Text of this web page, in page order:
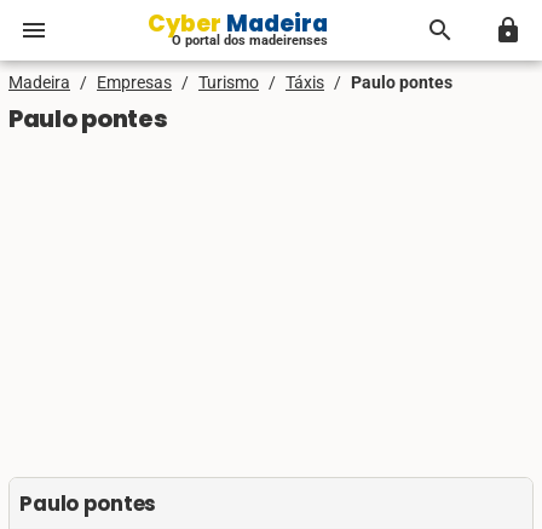
menu Cyber Madeira
O portal dos madeirenses search lock
Madeira / Empresas / Turismo / Táxis / Paulo pontes
Paulo pontes
Paulo pontes